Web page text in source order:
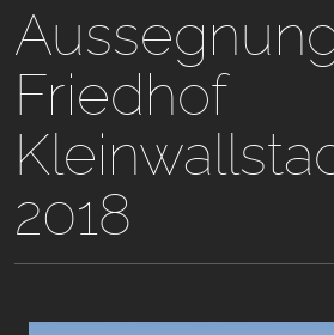
Friedhof
2018